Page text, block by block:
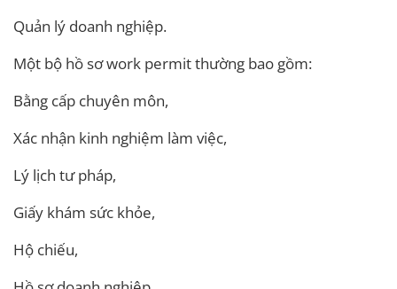
Quản lý doanh nghiệp.
Một bộ hồ sơ work permit thường bao gồm:
Bằng cấp chuyên môn,
Xác nhận kinh nghiệm làm việc,
Lý lịch tư pháp,
Giấy khám sức khỏe,
Hộ chiếu,